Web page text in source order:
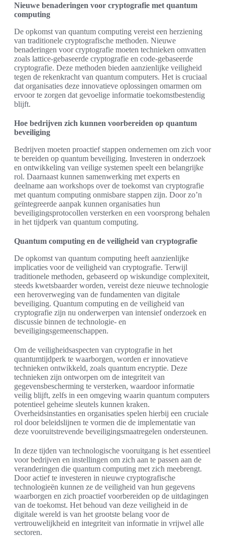
Nieuwe benaderingen voor cryptografie met quantum
computing
De opkomst van quantum computing vereist een herziening
van traditionele cryptografische methoden. Nieuwe
benaderingen voor cryptografie moeten technieken omvatten
zoals lattice-gebaseerde cryptografie en code-gebaseerde
cryptografie. Deze methoden bieden aanzienlijke veiligheid
tegen de rekenkracht van quantum computers. Het is cruciaal
dat organisaties deze innovatieve oplossingen omarmen om
ervoor te zorgen dat gevoelige informatie toekomstbestendig
blijft.
Hoe bedrijven zich kunnen voorbereiden op quantum
beveiliging
Bedrijven moeten proactief stappen ondernemen om zich voor
te bereiden op quantum beveiliging. Investeren in onderzoek
en ontwikkeling van veilige systemen speelt een belangrijke
rol. Daarnaast kunnen samenwerking met experts en
deelname aan workshops over de toekomst van cryptografie
met quantum computing onmisbare stappen zijn. Door zo’n
geïntegreerde aanpak kunnen organisaties hun
beveiligingsprotocollen versterken en een voorsprong behalen
in het tijdperk van quantum computing.
Quantum computing en de veiligheid van cryptografie
De opkomst van quantum computing heeft aanzienlijke
implicaties voor de veiligheid van cryptografie. Terwijl
traditionele methoden, gebaseerd op wiskundige complexiteit,
steeds kwetsbaarder worden, vereist deze nieuwe technologie
een heroverweging van de fundamenten van digitale
beveiliging. Quantum computing en de veiligheid van
cryptografie zijn nu onderwerpen van intensief onderzoek en
discussie binnen de technologie- en
beveiligingsgemeenschappen.
Om de veiligheidsaspecten van cryptografie in het
quantumtijdperk te waarborgen, worden er innovatieve
technieken ontwikkeld, zoals quantum encryptie. Deze
technieken zijn ontworpen om de integriteit van
gegevensbescherming te versterken, waardoor informatie
veilig blijft, zelfs in een omgeving waarin quantum computers
potentieel geheime sleutels kunnen kraken.
Overheidsinstanties en organisaties spelen hierbij een cruciale
rol door beleidslijnen te vormen die de implementatie van
deze vooruitstrevende beveiligingsmaatregelen ondersteunen.
In deze tijden van technologische vooruitgang is het essentieel
voor bedrijven en instellingen om zich aan te passen aan de
veranderingen die quantum computing met zich meebrengt.
Door actief te investeren in nieuwe cryptografische
technologieën kunnen ze de veiligheid van hun gegevens
waarborgen en zich proactief voorbereiden op de uitdagingen
van de toekomst. Het behoud van deze veiligheid in de
digitale wereld is van het grootste belang voor de
vertrouwelijkheid en integriteit van informatie in vrijwel alle
sectoren.